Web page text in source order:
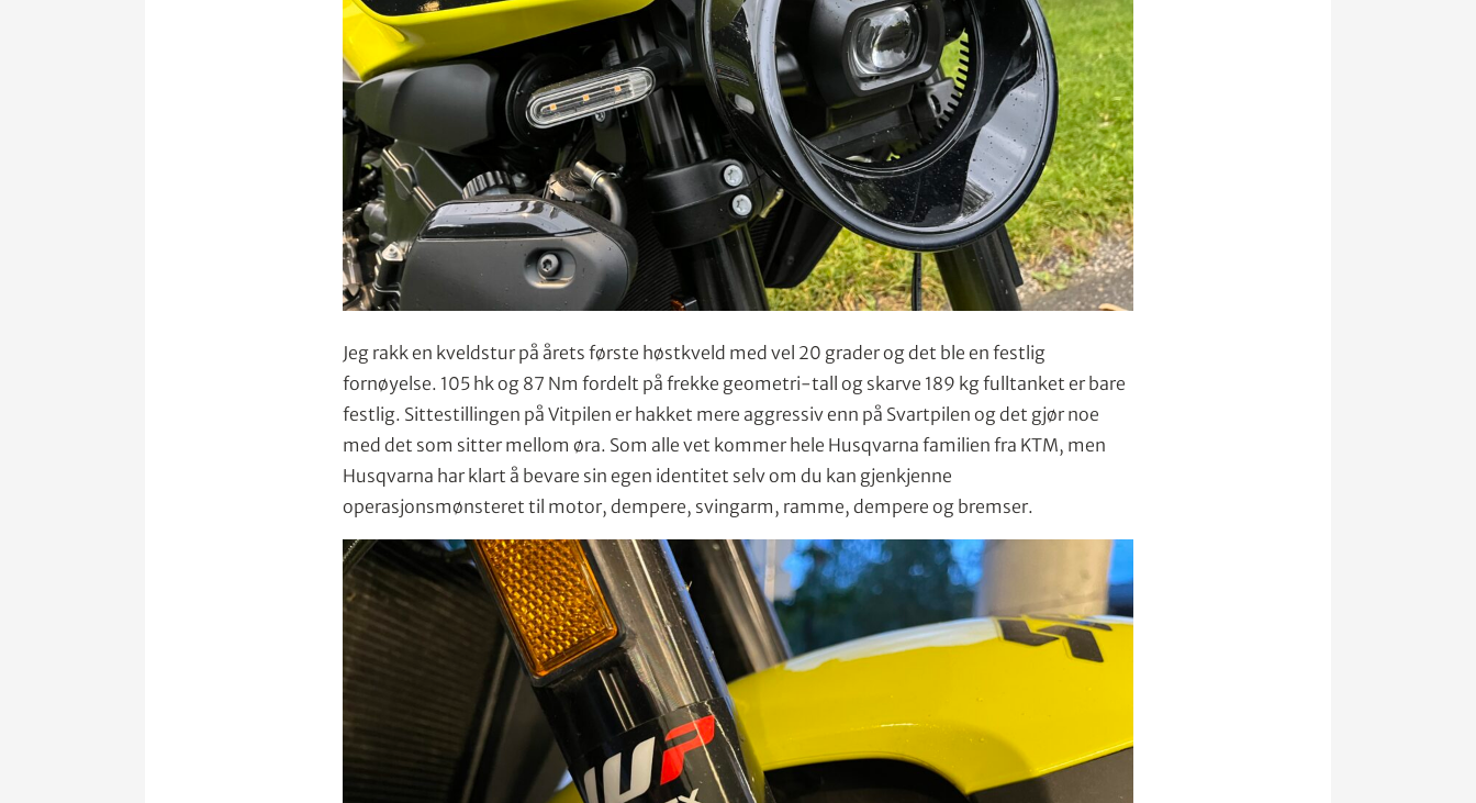
Jeg rakk en kveldstur på årets første høstkveld med vel 20 grader og det ble en festlig
fornøyelse. 105 hk og 87 Nm fordelt på frekke geometri-tall og skarve 189 kg fulltanket er bare
festlig. Sittestillingen på Vitpilen er hakket mere aggressiv enn på Svartpilen og det gjør noe
med det som sitter mellom øra. Som alle vet kommer hele Husqvarna familien fra KTM, men
Husqvarna har klart å bevare sin egen identitet selv om du kan gjenkjenne
operasjonsmønsteret til motor, dempere, svingarm, ramme, dempere og bremser.